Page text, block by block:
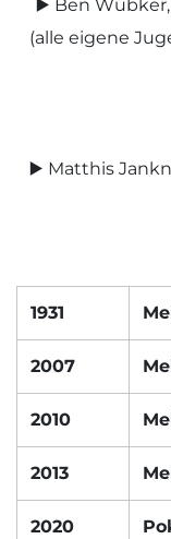
▶️ Ben
(alle eigene
▶️ Matthis
1931
2007
2010
2013
2020